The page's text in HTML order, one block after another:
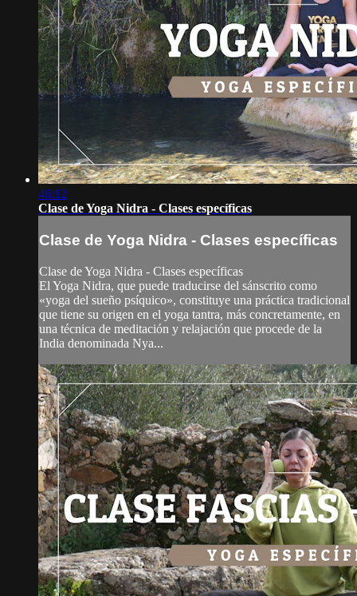
46:12
Clase de Yoga Nidra - Clases específicas
Clase de Yoga Nidra - Clases específicas
Clase de Yoga Nidra - Clases específicas
El Yoga Nidra, que puede traducirse del sánscrito como
«yoga del sueño psíquico», constituye una práctica tradicional
que tiene su origen en el yoga tantra, más concretamente, en
una técnica de meditación y relajación que procede de la
India denominada Nya...